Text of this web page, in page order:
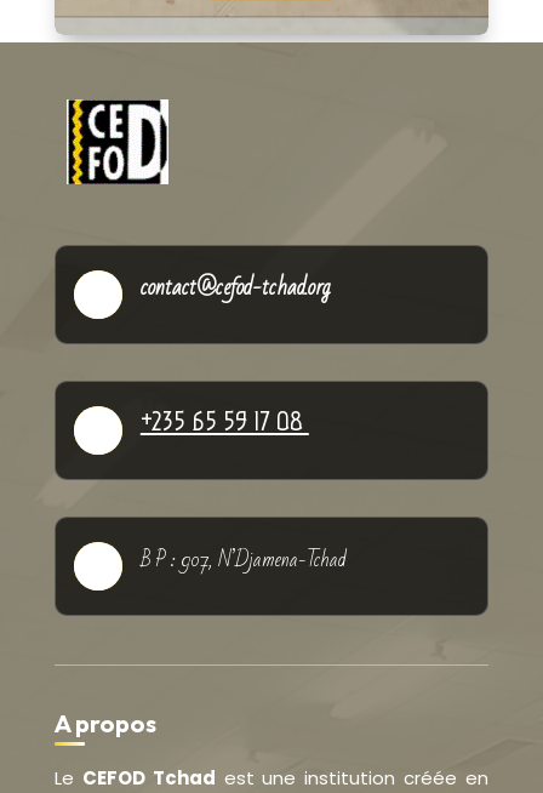
contact@cefod-tchad.org
+235 65 59 17 08
B P : 907, N’Djamena-Tchad
A propos
Le CEFOD Tchad est une institution créée en